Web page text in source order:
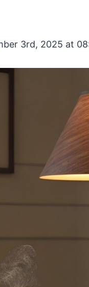
3rd, 2025 at